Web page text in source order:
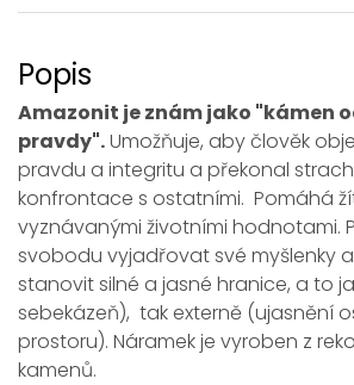
Popis
Amazonit je znám jako "kámen
pravdy".Umožňuje, aby člověk
pravdu a integritu a překonal
konfrontace s ostatními. Pomáhá
vyznávanými životními hodnotami.
svobodu vyjadřovat své myšlenky
stanovit silné a jasné hranice, a to
sebekázeň), tak externě (ujasnění
prostoru). Náramek je vyroben z
kamenů.